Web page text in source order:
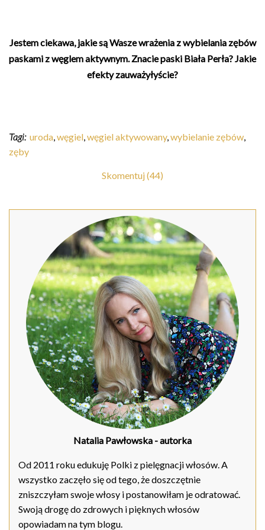
Jestem ciekawa, jakie są Wasze wrażenia z wybielania zębów
paskami z węglem aktywnym. Znacie paski Biała Perła? Jakie
efekty zauważyłyście?
Tagi: uroda,węgiel,węgiel aktywowany,wybielanie zębów,
zęby
Skomentuj (44)
Natalia Pawłowska - autorka
Od 2011 roku edukuję Polki z pielęgnacji włosów. A
wszystko zaczęło się od tego, że doszczętnie
zniszczyłam swoje włosy i postanowiłam je odratować.
Swoją drogę do zdrowych i pięknych włosów
opowiadam na tym blogu.